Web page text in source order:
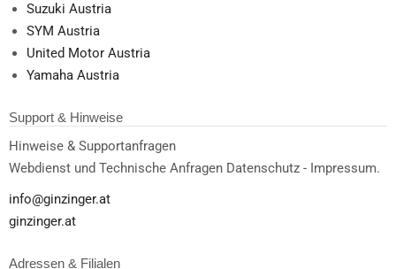
Suzuki Austria
SYM Austria
United Motor Austria
Yamaha Austria
Support & Hinweise
Hinweise & Supportanfragen
Webdienst und Technische Anfragen Datenschutz - Impressum.
info@ginzinger.at
ginzinger.at
Adressen & Filialen